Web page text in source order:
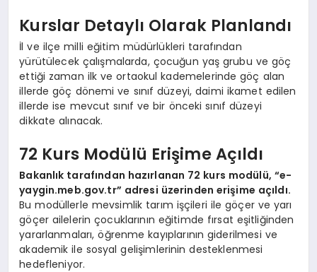
Kurslar Detaylı Olarak Planlandı
İl ve ilçe milli eğitim müdürlükleri tarafından
yürütülecek çalışmalarda, çocuğun yaş grubu ve göç
ettiği zaman ilk ve ortaokul kademelerinde göç alan
illerde göç dönemi ve sınıf düzeyi, daimi ikamet edilen
illerde ise mevcut sınıf ve bir önceki sınıf düzeyi
dikkate alınacak.
72 Kurs Modülü Erişime Açıldı
Bakanlık tarafından hazırlanan 72 kurs modülü, “e-
yaygin.meb.gov.tr” adresi üzerinden erişime açıldı.
Bu modüllerle mevsimlik tarım işçileri ile göçer ve yarı
göçer ailelerin çocuklarının eğitimde fırsat eşitliğinden
yararlanmaları, öğrenme kayıplarının giderilmesi ve
akademik ile sosyal gelişimlerinin desteklenmesi
hedefleniyor.